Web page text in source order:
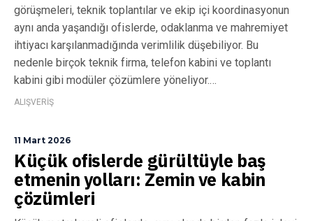
görüşmeleri, teknik toplantılar ve ekip içi koordinasyonun
aynı anda yaşandığı ofislerde, odaklanma ve mahremiyet
ihtiyacı karşılanmadığında verimlilik düşebiliyor. Bu
nedenle birçok teknik firma, telefon kabini ve toplantı
kabini gibi modüler çözümlere yöneliyor.…
ALIŞVERİŞ
11 Mart 2026
Küçük ofislerde gürültüyle baş
etmenin yolları: Zemin ve kabin
çözümleri